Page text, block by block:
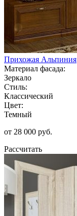
Прихожая Альпиния
Материал фасада:
Зеркало
Стиль:
Классический
Цвет:
Темный
от 28 000 руб.
Рассчитать